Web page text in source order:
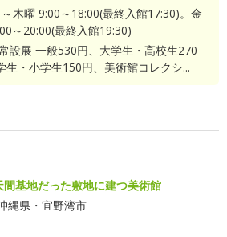
木曜 9:00～18:00(最終入館17:30)。金
～20:00(最終入館19:30)
設展 一般530円、大学生・高校生270
生・小学生150円、美術館コレクシ...
間基地だった敷地に建つ美術館
縄県・宜野湾市